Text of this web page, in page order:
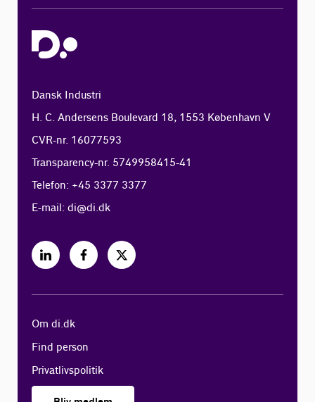
Dansk Industri
H. C. Andersens Boulevard 18, 1553 København V
CVR-nr. 16077593
Transparency-nr. 5749958415-41
Telefon: +45 3377 3377
E-mail:di@di.dk
Om di.dk
Find person
Privatlivspolitik